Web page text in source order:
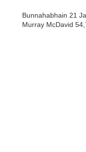
Bunnahabhain 21
Murray McDavid